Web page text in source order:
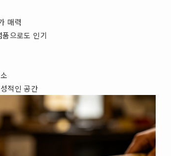
매력
으로도 인기
적인 공간